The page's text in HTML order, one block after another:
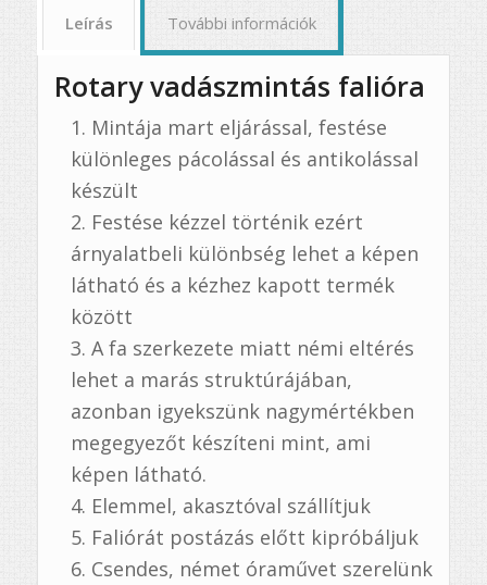
Leírás További információk
Rotary vadászmintás falióra
Mintája mart eljárással, festése
különleges pácolással és antikolással
készült
Festése kézzel történik ezért
árnyalatbeli különbség lehet a képen
látható és a kézhez kapott termék
között
A fa szerkezete miatt némi eltérés
lehet a marás struktúrájában,
azonban igyekszünk nagymértékben
megegyezőt készíteni mint, ami
képen látható.
Elemmel, akasztóval szállítjuk
Faliórát postázás előtt kipróbáljuk
Csendes, német óraművet szerelünk